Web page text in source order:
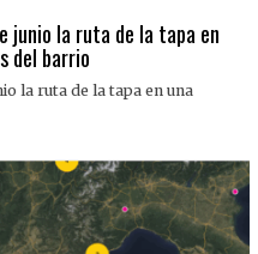
junio la ruta de la tapa en
del barrio
la ruta de la tapa en una